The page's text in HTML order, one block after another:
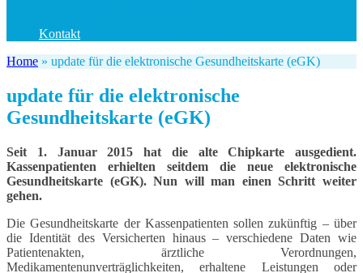
Kontakt
Home » update für die elektronische Gesundheitskarte (eGK)
update für die elektronische
Gesundheitskarte (eGK)
Seit 1. Januar 2015 hat die alte Chipkarte ausgedient.
Kassenpatienten erhielten seitdem die neue elektronische
Gesundheitskarte (eGK). Nun will man einen Schritt weiter
gehen.
Die Gesundheitskarte der Kassenpatienten sollen zukünftig – über
die Identität des Versicherten hinaus – verschiedene Daten wie
Patientenakten, ärztliche Verordnungen,
Medikamentenunverträglichkeiten, erhaltene Leistungen oder